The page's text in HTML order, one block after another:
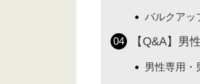
バルクアッ
【Q&A】男
男性専用・